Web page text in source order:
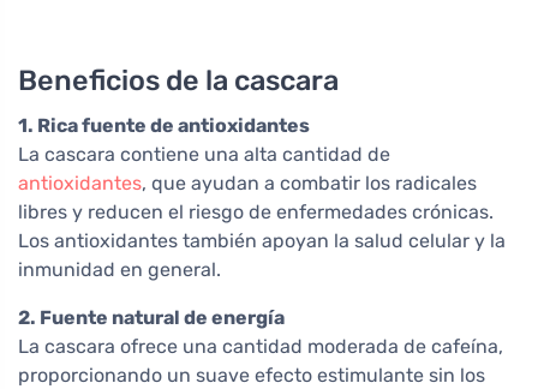
Beneficios de la cascara
1. Rica fuente de antioxidantes
La cascara contiene una alta cantidad de
antioxidantes, que ayudan a combatir los radicales
libres y reducen el riesgo de enfermedades crónicas.
Los antioxidantes también apoyan la salud celular y la
inmunidad en general.
2. Fuente natural de energía
La cascara ofrece una cantidad moderada de cafeína,
proporcionando un suave efecto estimulante sin los